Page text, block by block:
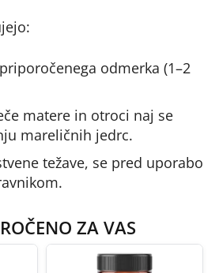
odmerka (1–2
matere in otroci naj se
mareličnih jedrc.
težave, se pred uporabo
ZA VAS